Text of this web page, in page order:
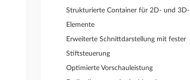
Strukturierte Container für 2D- und 3D-
Elemente
Erweiterte Schnittdarstellung mit fester
Stiftsteuerung
Optimierte Vorschauleistung